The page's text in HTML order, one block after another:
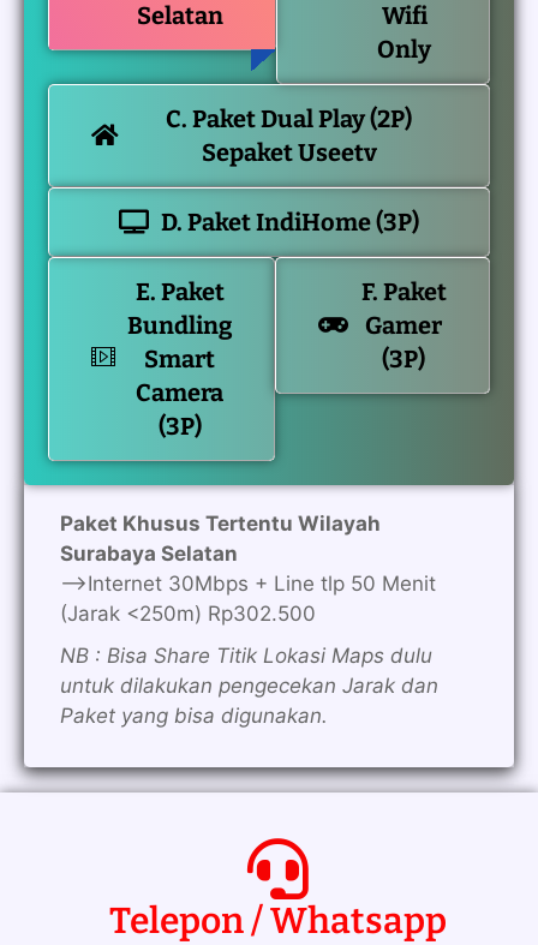
Selatan
Wifi
Only
C. Paket Dual Play (2P)
Sepaket Useetv
D. Paket IndiHome (3P)
E. Paket
Bundling
Smart
Camera
(3P)
F. Paket
Gamer
(3P)
Paket Khusus Tertentu Wilayah
Surabaya Selatan
—>Internet 30Mbps + Line tlp 50 Menit
(Jarak <250m) Rp302.500
NB : Bisa Share Titik Lokasi Maps dulu
untuk dilakukan pengecekan Jarak dan
Paket yang bisa digunakan.
Telepon / Whatsapp